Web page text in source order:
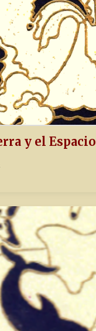
y el Espacio